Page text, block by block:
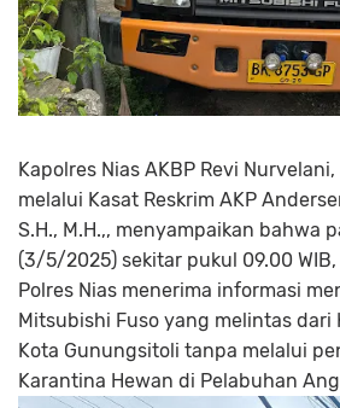
Kapolres Nias AKBP Revi Nurvelani,
melalui Kasat Reskrim AKP
S.H., M.H.,, menyampaikan bahwa
(3/5/2025) sekitar pukul 09.00
Polres Nias menerima informasi
Mitsubishi Fuso yang melintas dari
Kota Gunungsitoli tanpa melalui
Karantina Hewan di Pelabuhan